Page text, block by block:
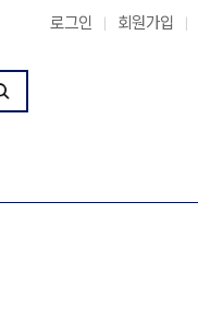
로그인 회원가입